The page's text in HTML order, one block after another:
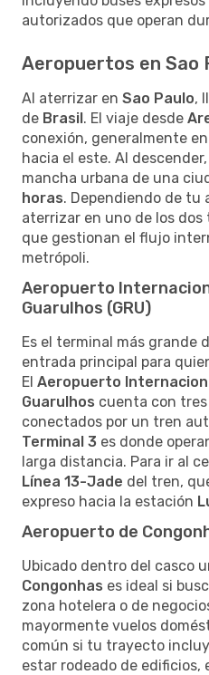
autorizados que operan
Aeropuertos en Sao
Al aterrizar en Sao Paulo,
de Brasil. El viaje desde
conexión, generalmente en
hacia el este. Al
mancha urbana de una
horas. Dependiendo de tu
aterrizar en uno de los
que gestionan el flujo
metrópoli.
Aeropuerto
Guarulhos (GRU)
Es el terminal más grande
entrada principal para
El Aeropuerto
Guarulhos cuenta con
conectados por un tren
Terminal 3 es donde
larga distancia. Para ir al
Línea 13-Jade del tren,
expreso hacia la estación
Aeropuerto de
Ubicado dentro del casco
Congonhas es ideal si
zona hotelera o de
mayormente vuelos
común si tu trayecto
estar rodeado de